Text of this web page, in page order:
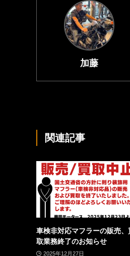
加藤
関連記事
車検非対応マフラーの販売、
取業務終了のお知らせ
2025年12月27日